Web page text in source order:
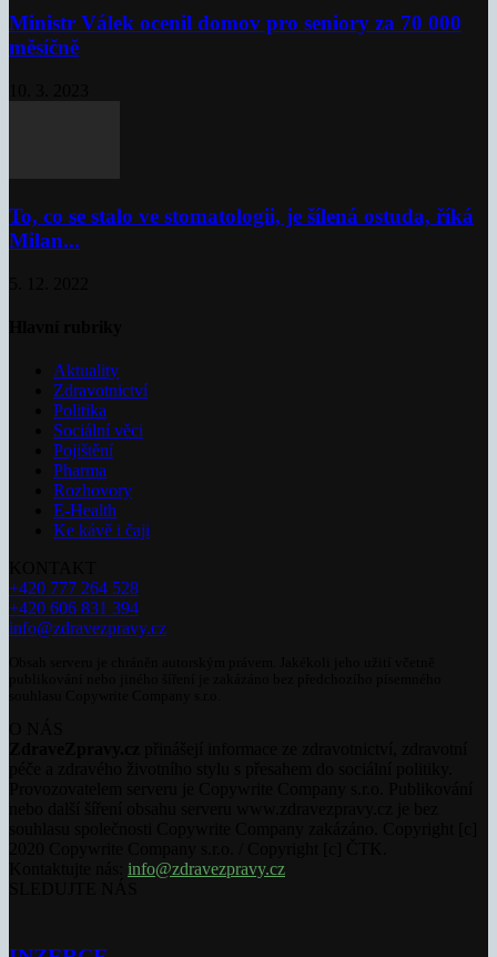
Ministr Válek ocenil domov pro seniory za 70 000
měsíčně
To, co se stalo ve stomatologii, je šílená ostuda, říká
Milan...
Aktuality
Zdravotnictví
Politika
Sociální věci
Pojištění
Pharma
Rozhovory
E-Health
Ke kávě i čaji
+420 777 264 528
+420 606 831 394
info@zdravezpravy.cz
info@zdravezpravy.cz